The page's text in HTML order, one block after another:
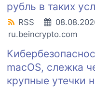
рубль в таких
RSS
ru.beincrypto.com
macOS, слежка
крупные утечки